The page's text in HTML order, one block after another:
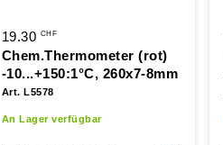
19.30 CHF
Chem.Thermometer (rot)
-10...+150:1°C, 260x7-8mm
Art. L5578
An Lager verfügbar